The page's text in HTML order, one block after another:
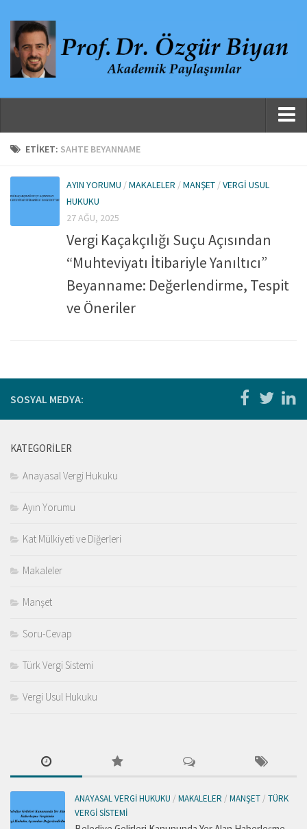
Ana Sayfa
Özgeçmiş
Yayınlanmış Çalışmalar
Danışmanlıklar, Jüri Üyelikleri ve Atıflar
Makaleler
ETIKET: SAHTE BEYANNAME
AYIN YORUMU /MAKALELER /MANŞET /VERGI USUL
HUKUKU
27 AĞU, 2025
Vergi Kaçakçılığı Suçu Açısından
“Muhteviyatı İtibariyle Yanıltıcı”
Beyanname: Değerlendirme, Tespit
ve Öneriler
SOSYAL MEDYA:
KATEGORILER
Anayasal Vergi Hukuku
Ayın Yorumu
Kat Mülkiyeti ve Diğerleri
Makaleler
Manşet
Soru-Cevap
Türk Vergi Sistemi
Vergi Usul Hukuku
ANAYASAL VERGI HUKUKU / MAKALELER / MANŞET / TÜRK
VERGI SISTEMI